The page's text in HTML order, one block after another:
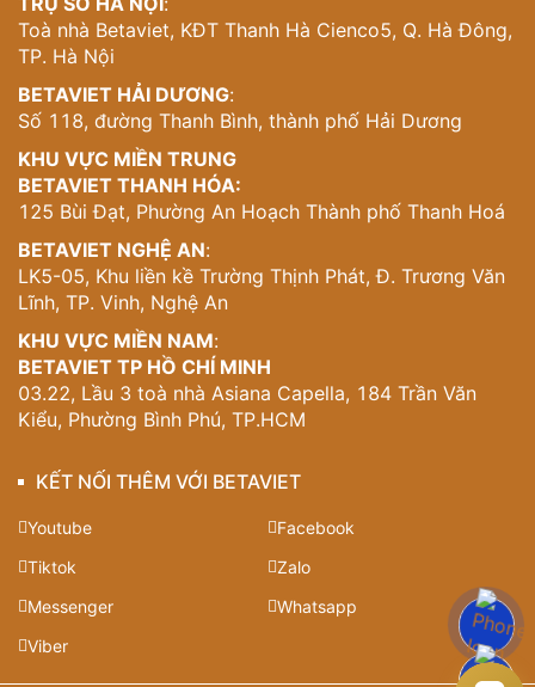
Toà nhà Betaviet, KĐT Thanh Hà Cienco5, Q. Hà Đông,
TP. Hà Nội
BETAVIET HẢI DƯƠNG:
Số 118, đường Thanh Bình, thành phố Hải Dương
KHU VỰC MIỀN TRUNG
BETAVIET THANH HÓA:
125 Bùi Đạt, Phường An Hoạch Thành phố Thanh Hoá
BETAVIET NGHỆ AN:
LK5-05, Khu liền kề Trường Thịnh Phát, Đ. Trương Văn
Lĩnh, TP. Vinh, Nghệ An
KHU VỰC MIỀN NAM:
BETAVIET TP HỒ CHÍ MINH
03.22, Lầu 3 toà nhà Asiana Capella, 184 Trần Văn
Kiểu, Phường Bình Phú, TP.HCM
KẾT NỐI THÊM VỚI BETAVIET
Youtube
Facebook
Tiktok
Zalo
Messenger
Whatsapp
Viber